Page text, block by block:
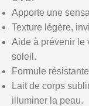
Apporte une
Texture légère,
Aide à prévenir le
soleil.
Formule
Lait de corps
illuminer la peau.